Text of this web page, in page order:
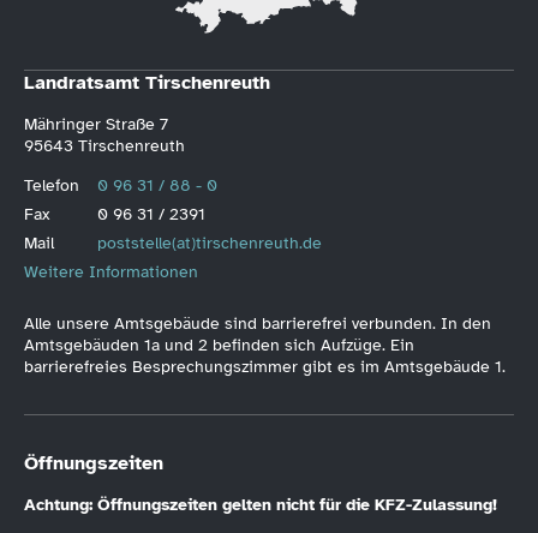
Landratsamt Tirschenreuth
Mähringer Straße 7
95643 Tirschenreuth
Telefon
0 96 31 / 88 - 0
Fax
0 96 31 / 2391
Mail
poststelle(at)tirschenreuth.de
Weitere Informationen
Alle unsere Amtsgebäude sind barrierefrei verbunden. In den
Amtsgebäuden 1a und 2 befinden sich Aufzüge. Ein
barrierefreies Besprechungszimmer gibt es im Amtsgebäude 1.
Öffnungszeiten
Achtung: Öffnungszeiten gelten nicht für die KFZ-Zulassung!